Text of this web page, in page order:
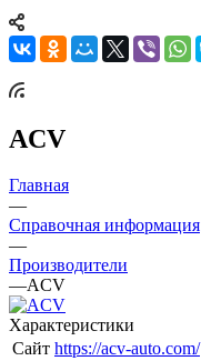
ACV
Главная
—
Справочная информация
—
Производители
—ACV
Характеристики
Сайт https://acv-auto.com/